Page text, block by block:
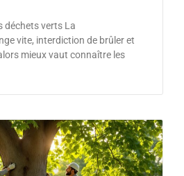
déchets verts La
vite, interdiction de brûler et
mieux vaut connaître les